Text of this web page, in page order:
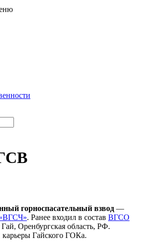
горноспасательный взвод —
. Ранее входил в состав ВГСО
Оренбургская область, РФ.
Гайского ГОКа.